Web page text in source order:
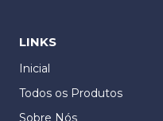
LINKS
Inicial
Todos os Produtos
Sobre Nós